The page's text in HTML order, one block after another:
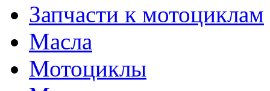
Запчасти к мотоциклам
Масла
Мотоциклы